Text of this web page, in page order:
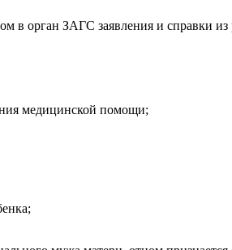
орган ЗАГС заявления и справки из
медицинской помощи;